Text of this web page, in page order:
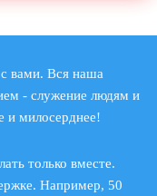
вами. Вся наша
- служение людям и
и милосерднее!
только вместе.
Например, 50